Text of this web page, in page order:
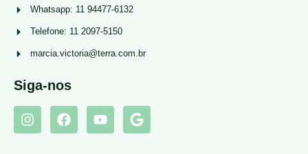
Whatsapp: 11 94477-6132
Telefone: 11 2097-5150
marcia.victoria@terra.com.br
Siga-nos